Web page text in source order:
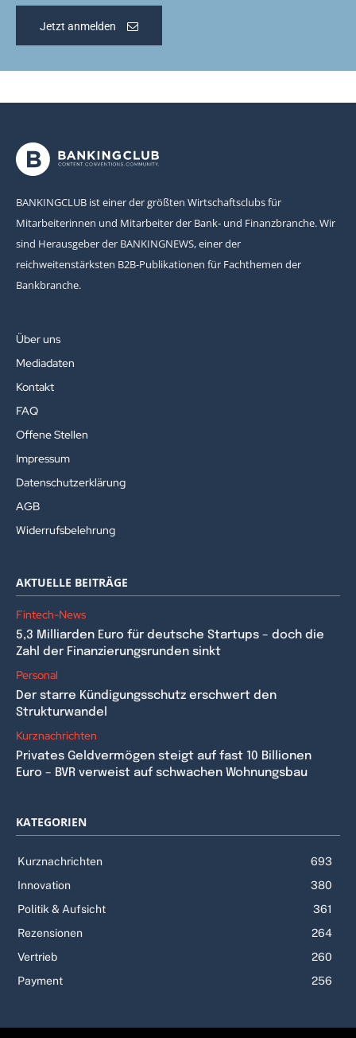
Jetzt anmelden
BANKINGCLUB ist einer der größten Wirtschaftsclubs für
Mitarbeiterinnen und Mitarbeiter der Bank- und Finanzbranche. Wir
sind Herausgeber der BANKINGNEWS, einer der
reichweitenstärksten B2B-Publikationen für Fachthemen der
Bankbranche.
Über uns
Mediadaten
Kontakt
FAQ
Offene Stellen
Impressum
Datenschutzerklärung
AGB
Widerrufsbelehrung
AKTUELLE BEITRÄGE
Fintech-News
5,3 Milliarden Euro für deutsche Startups – doch die
Zahl der Finanzierungsrunden sinkt
Personal
Der starre Kündigungsschutz erschwert den
Strukturwandel
Kurznachrichten
Privates Geldvermögen steigt auf fast 10 Billionen
Euro – BVR verweist auf schwachen Wohnungsbau
KATEGORIEN
Kurznachrichten
693
Innovation
380
Politik & Aufsicht
361
Rezensionen
264
Vertrieb
260
Payment
256